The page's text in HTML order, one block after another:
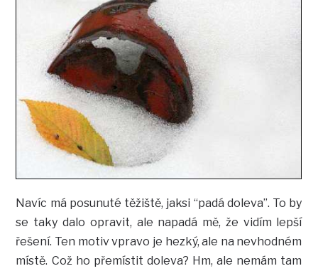
Navíc má posunuté těžiště, jaksi “padá doleva”. To by
se taky dalo opravit, ale napadá mě, že vidím lepší
řešení. Ten motiv vpravo je hezký, ale na nevhodném
místě. Což ho přemístit doleva? Hm, ale nemám tam